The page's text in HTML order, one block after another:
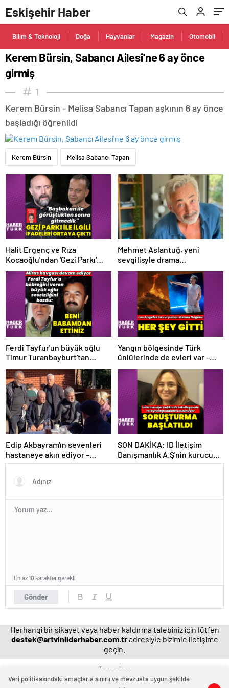
Eskişehir Haber
Bilim & Teknoloji Doğa Hayvanlar Magazin Otomobil
Kerem Bürsin, Sabancı Ailesi'ne 6 ay önce
girmiş
1
Kerem Bürsin - Melisa Sabancı Tapan aşkının 6 ay önce
başladığı öğrenildi
Kerem Bürsin Melisa Sabancı Tapan
Halit Ergenç ve Rıza
Kocaoğlu'ndan 'Gezi Parkı'
ifadesi – Magazin haberleri
Mehmet Aslantuğ, yeni
sevgilisyle drama
çalışmalarında tanıştı –
Magazin haberleri
Ferdi Tayfur'un büyük oğlu
Timur Turanbayburt'tan
Yangın bölgesinde Türk
ünlülerinde de evleri var –
Edip Akbayram'ın sevenleri
hastaneye akın ediyor –
Magazin habetrleri
SON DAKİKA: ID İletişim
Danışmanlık A.Ş'nin kurucusu
ve ortağı olan Ayşe Barım
Gönder
En az 10 karakter gerekli
Herhangi bir şikayet veya haber kaldırma talebiniz için lütfen
destek@artvinliderhaber.com.tradresiyle bizimle iletişime
geçin.
Temadam
Veri politikasındaki amaçlarla sınırlı ve mevzuata uygun şekilde